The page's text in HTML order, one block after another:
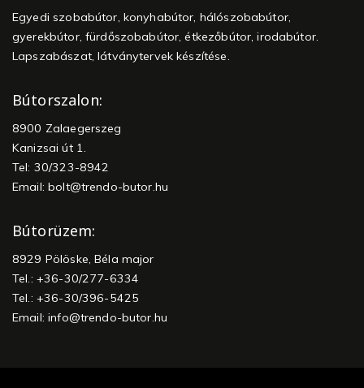
Egyedi szobabútor, konyhabútor, hálószobabútor,
gyerekbútor, fürdőszobabútor, étkezőbútor, irodabútor.
Lapszabászat, látványtervek készítése.
Bútorszalon:
8900 Zalaegerszeg
Kanizsai út 1.
Tel: 30/323-8942
Email:bolt@trendo-butor.hu
Bútorüzem:
8929 Pölöske, Béla major
Tel.: +36-30/277-6334
Tel.: +36-30/396-5425
Email:info@trendo-butor.hu